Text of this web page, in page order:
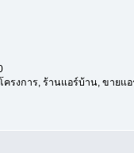
รงการ, ร้านแอร์บ้าน, ขายแ